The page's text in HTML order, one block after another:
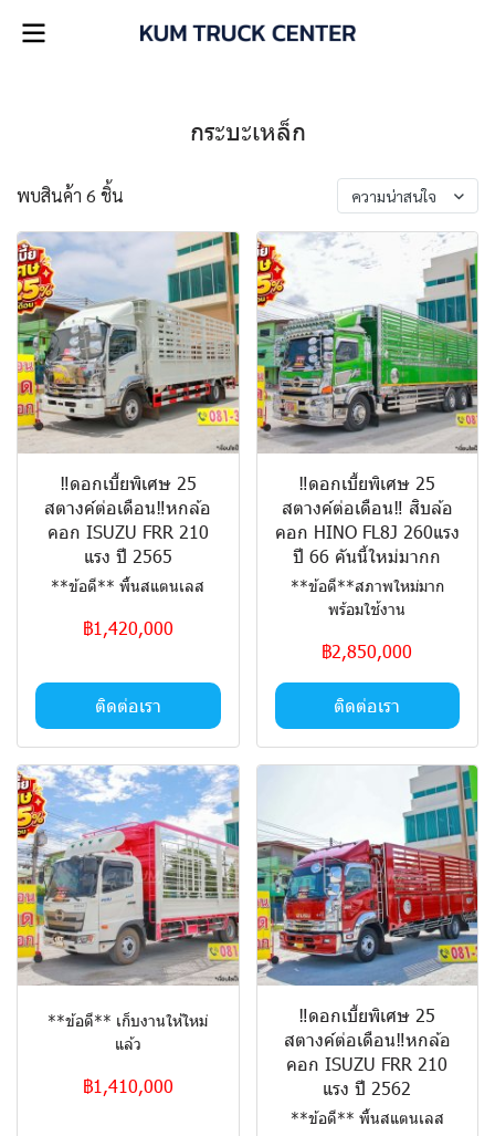
กระบะเหล็ก
พบสินค้า 6 ชิ้น ความน่าสนใจ
‼️ดอกเบี้ยพิเศษ 25
สตางค์ต่อเดือน‼️หกล้อ
คอก ISUZU FRR 210
แรง ปี 2565
**ข้อดี** พื้นสแตนเลส
฿1,420,000
ติดต่อเรา
‼️ดอกเบี้ยพิเศษ 25
สตางค์ต่อเดือน‼️ สิบล้อ
คอก HINO FL8J 260แรง
ปี 66 คันนี้ใหม่มากก
**ข้อดี**สภาพใหม่มาก
พร้อมใช้งาน
฿2,850,000
ติดต่อเรา
**ข้อดี** เก็บงานให้ใหม่
แล้ว
฿1,410,000
‼️ดอกเบี้ยพิเศษ 25
สตางค์ต่อเดือน‼️หกล้อ
คอก ISUZU FRR 210
แรง ปี 2562
**ข้อดี** พื้นสแตนเลส